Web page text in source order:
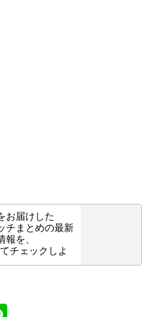
お届けした
チまとめの最新
報を、
チェックしよ